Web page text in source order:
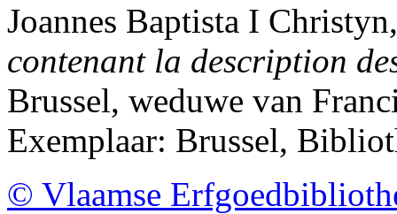
Joannes Baptista I
contenant la description
Brussel, weduwe van
Exemplaar: Brussel,
© Vlaamse